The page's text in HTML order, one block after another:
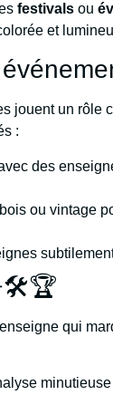
festivals ou
et
jouent un rôle
:
des
ou vintage
qui